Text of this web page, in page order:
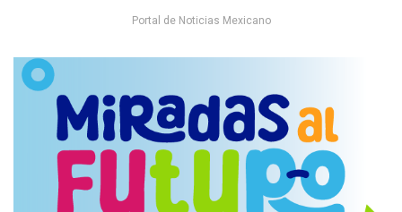
Portal de Noticias Mexicano